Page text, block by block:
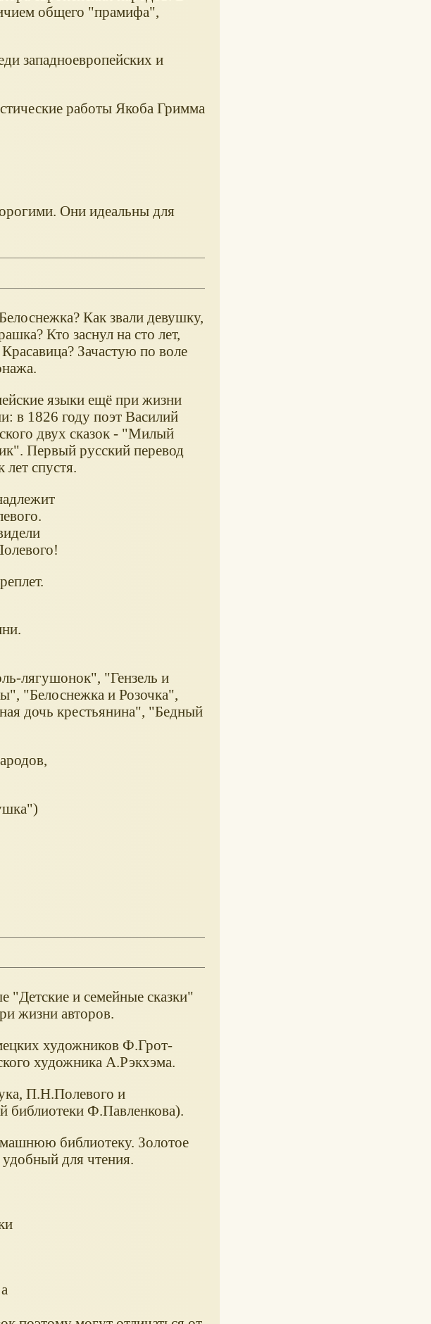
общего "прамифа",
западноевропейских и
работы Якоба Гримма
Они идеальны для
Как звали девушку,
Кто заснул на сто лет,
Зачастую по воле
языки ещё при жизни
в 1826 году поэт Василий
двух сказок - "Милый
Первый русский перевод
спустя.
лягушонок", "Гензель и
"Белоснежка и Розочка",
дочь крестьянина", "Бедный
"Детские и семейные сказки"
жизни авторов.
художников Ф.Грот-
художника А.Рэкхэма.
П.Н.Полевого и
библиотеки Ф.Павленкова).
библиотеку. Золотое
для чтения.